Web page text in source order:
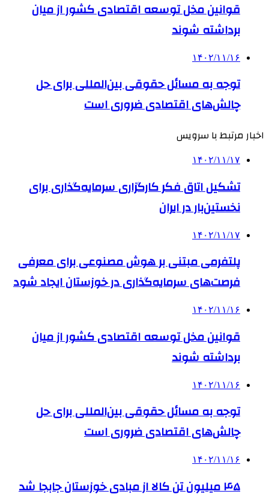
قوانین مخل توسعه اقتصادی کشور از میان
برداشته شوند
۱۴۰۲/۱۱/۱۶
توجه به مسائل حقوقی بین‌المللی برای حل
چالش‌های اقتصادی ضروری است
اخبار مرتبط با سرویس
۱۴۰۲/۱۱/۱۷
تشکیل اتاق فکر کارگزاری سرمایه‌گذاری برای
نخستین‌بار در ایران
۱۴۰۲/۱۱/۱۷
پلتفرمی مبتنی بر هوش مصنوعی برای معرفی
فرصت‌های سرمایه‌گذاری در خوزستان ایجاد شود
۱۴۰۲/۱۱/۱۶
قوانین مخل توسعه اقتصادی کشور از میان
برداشته شوند
۱۴۰۲/۱۱/۱۶
توجه به مسائل حقوقی بین‌المللی برای حل
چالش‌های اقتصادی ضروری است
۱۴۰۲/۱۱/۱۶
۴۵ میلیون تن کالا از مبادی خوزستان جابجا شد